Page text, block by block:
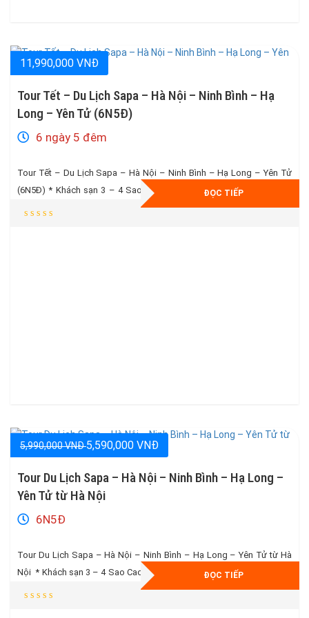
Tour Tết – Du Lịch Sapa – Hà Nội – Ninh Bình – Hạ
Long – Yên Tử (6N5Đ)
11,990,000 VNĐ
6 ngày 5 đêm
Tour Tết – Du Lịch Sapa – Hà Nội – Ninh Bình – Hạ Long – Yên Tử
(6N5Đ) * Khách sạn 3 – 4 Sao Cao Cấp ngay trung tâm *Cáp treo
Fansipan và Buffet trưa trị giá trên 850.000 vnđ + 1000 Bao lì xì + Túi
ĐỌC TIẾP
Tour Du Lịch Sapa – Hà Nội – Ninh Bình – Hạ Long –
Yên Tử từ Hà Nội
5,990,000 VNĐ5,590,000 VNĐ
6N5Đ
Tour Du Lịch Sapa – Hà Nội – Ninh Bình – Hạ Long – Yên Tử từ Hà
Nội * Khách sạn 3 – 4 Sao Cao Cấp ngay trung tâm * Tặng Ngay Vé
CÁP TREO VÀ BUFFET TRƯA TRÊN FASIPAN trị giá 850.000 + Vé xe
ĐỌC TIẾP